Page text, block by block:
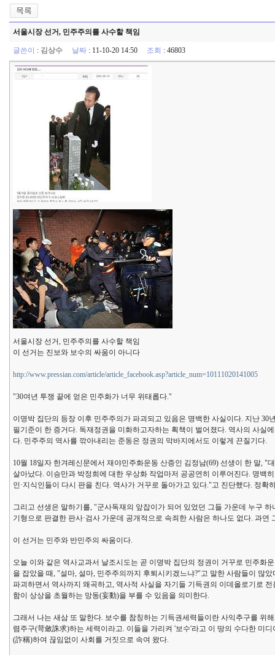
서울시장 선거, 민주주의를 사수할 책임
글쓴이 : 김상수 날짜 : 11-10-20 14:50 조회 : 46803
서울시장 선거, 민주주의를 사수할 책임
이 선거는 진보와 보수의 싸움이 아니다
http://www.pressian.com/article/article_facebook.asp?article_num=10111020141005
"30여년 투쟁 끝에 얻은 민주화가 너무 위태롭다."
이명박 집단의 등장 이후 민주주의가 파괴되고 있음은 명백한 사실이다. 지난
필기준이 한 증거다. 독재정권을 미화하고자하는 획책이 벌어졌다. 역사의 사실
다. 민주주의 역사를 깎아내리는 준동은 정권의 막바지에서도 이렇게 끈질기다.
10월 18일자 한겨레신문에서 재야민주화운동 산증인 김정남(69) 선생이 한 말,
살아났다. 이승만과 박정희에 대한 우상화 작업마저 공공연히 이루어진다. 명백
인·지식인들이 다시 판을 친다. 역사가 거꾸로 돌아가고 있다."고 진단했다. 정확
그리고 선생은 말하기를, "군사독재의 앞잡이가 되어 있었던 그들 가운데 누구
기형으로 판결한 판사·검사 가운데 공개적으로 속죄한 사람은 하나도 없다. 과
이 선거는 민주와 반민주의 싸움이다.
오늘 이와 같은 역사교과서 날조시도는 곧 이명박 집단의 정권이 거꾸로 민주화
을 잡았을 때, "설마, 설마, 민주주의까지 후퇴시키겠느냐?"고 말한 사람들이 많
파괴하면서 역사까지 왜곡하고, 역사적 사실을 자기들 기득권의 이데올로기로
함이 상상을 초월하는 망동(妄動)을 부를 수 있음을 의미한다.
그래서 나는 새삼 또 말한다. 보수를 참칭하는 기득권세력들이란 사익추구를 위
렴주구(苛斂誅求)하는 세력이라고. 이들을 가리켜 '보수'라고 이 땅의 수다한 미
(詐稱)하여 끊임없이 사회를 거짓으로 속여 왔다.